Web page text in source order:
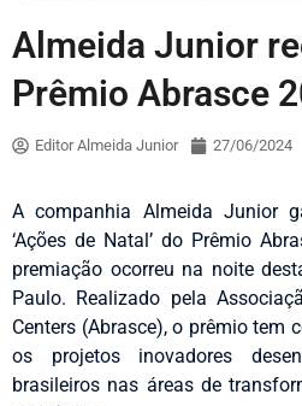
Almeida Junior
Prêmio Abrasce
Editor Almeida Junior 27/06/2024
A companhia Almeida Junior
‘Ações de Natal’ do Prêmio
premiação ocorreu na noite
Paulo. Realizado pela
Centers (Abrasce), o prêmio tem
os projetos inovadores
brasileiros nas áreas de